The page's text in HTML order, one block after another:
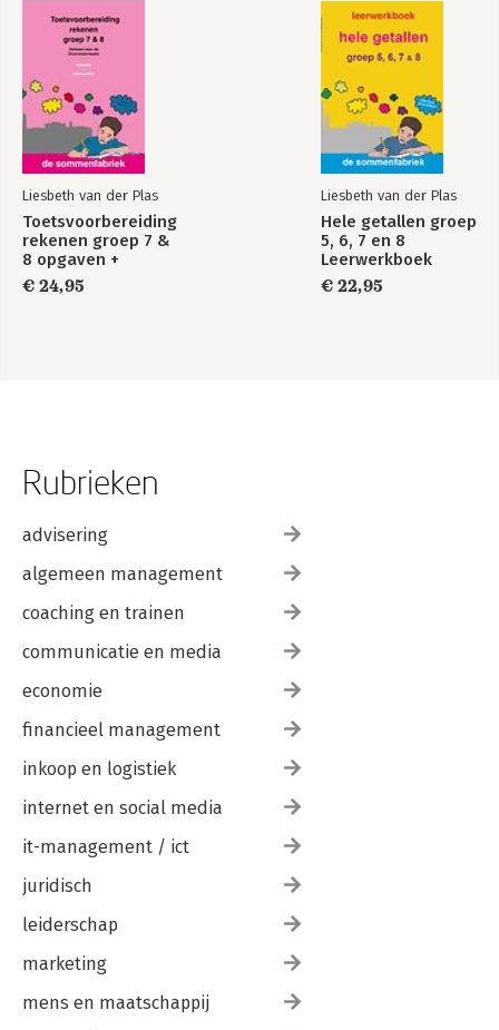
Liesbeth van der Plas
Toetsvoorbereiding
rekenen groep 7 &
8 opgaven +
antwoorden
€ 24,95
Liesbeth van der Plas
Hele getallen groep
5, 6, 7 en 8
Leerwerkboek
€ 22,95
Rubrieken
advisering
algemeen management
coaching en trainen
communicatie en media
economie
financieel management
inkoop en logistiek
internet en social media
it-management / ict
juridisch
leiderschap
marketing
mens en maatschappij